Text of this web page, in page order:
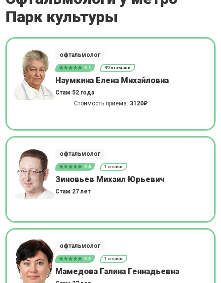
Парк культуры
офтальмолог
4.1 49 отзывов
Наумкина Елена Михайловна
Стаж 52 года
Стоимость приема: 3120₽
офтальмолог
4.8 1 отзыв
Зиновьев Михаил Юрьевич
Стаж 27 лет
офтальмолог
4.4 1 отзыв
Мамедова Галина Геннадьевна